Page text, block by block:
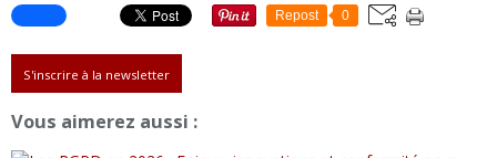
Repost 0
S'inscrire à la newsletter
Vous aimerez aussi :